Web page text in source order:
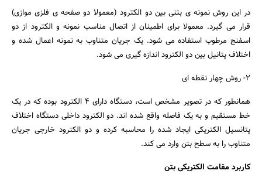
در این روش نمونه ی بتنی بین دو الکترود (معمولا دو صفحه ی فلزی موازی)
قرار می گیرد. معمولا برای اطمینان از اتصال مناسب نمونه و الکترود از دو
اسفنج مرطوب استفاده می شود. یک جریان متناوب به نمونه اعمال شده و
اختلاف پتانیل بین دو الکترود اندازه گیری می شود.
2- روش چهار نقطه ای
همانطور که در تصویر مشخص است، دستگاه دارای 4 الکترود بوده که در یک
خط مستقیم و به یک فاصله واقع شده اند. دو الکترود داخلی دستگاه اختلاف
پتانسیل الکتریکی ایجاد شده را محاسبه کرده و دو الکترود خارجی جریان
متناوب را به سطح بتن وارد می کند.
کاربرد مقامت الکتریکی بتن